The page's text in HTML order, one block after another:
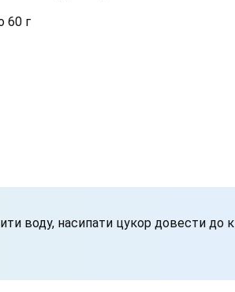
60 г
воду, насипати цукор довести до